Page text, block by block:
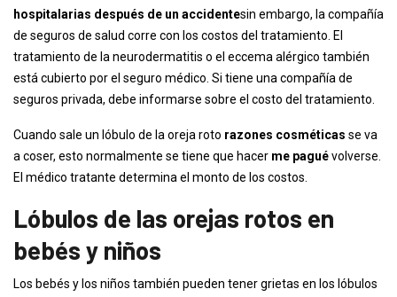
hospitalarias después de un accidentesin embargo, la compañía
de seguros de salud corre con los costos del tratamiento. El
tratamiento de la neurodermatitis o el eccema alérgico también
está cubierto por el seguro médico. Si tiene una compañía de
seguros privada, debe informarse sobre el costo del tratamiento.
Cuando sale un lóbulo de la oreja roto razones cosméticas se va
a coser, esto normalmente se tiene que hacer me paguévolverse.
El médico tratante determina el monto de los costos.
Lóbulos de las orejas rotos en
bebés y niños
Los bebés y los niños también pueden tener grietas en los lóbulos